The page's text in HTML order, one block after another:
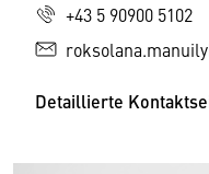
+43 5 90900 5102
Detaillierte